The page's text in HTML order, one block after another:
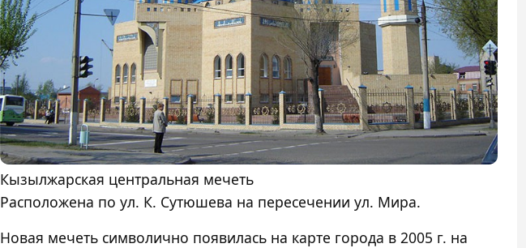
Кызылжарская центральная мечеть
Расположена по ул. К. Сутюшева на пересечении ул. Мира.
Новая мечеть символично появилась на карте города в 2005 г. на